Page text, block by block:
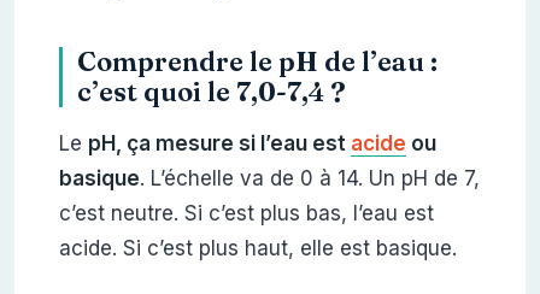
Comprendre le pH de l’eau :
c’est quoi le 7,0-7,4 ?
Le pH, ça mesure si l’eau est acide ou
basique. L’échelle va de 0 à 14. Un pH de 7,
c’est neutre. Si c’est plus bas, l’eau est
acide. Si c’est plus haut, elle est basique.